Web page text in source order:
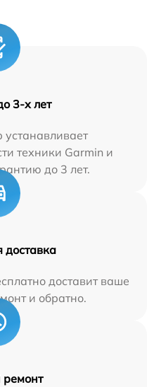
3-х лет
техники Garmin и
до 3 лет.
доставка
доставит ваше
и обратно.